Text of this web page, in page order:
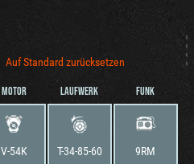
Auf Standard zurücksetzen
MOTOR
V-54K
LAUFWERK
T-34-85-60
FUNK
9RM